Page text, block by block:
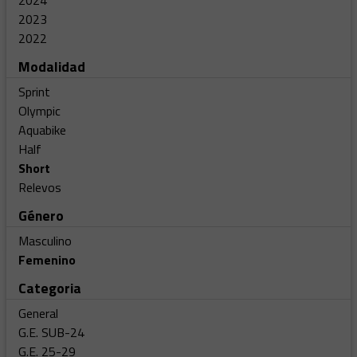
2023
2022
Modalidad
Sprint
Olympic
Aquabike
Half
Short
Relevos
Género
Masculino
Femenino
Categoria
General
G.E. SUB-24
G.E. 25-29